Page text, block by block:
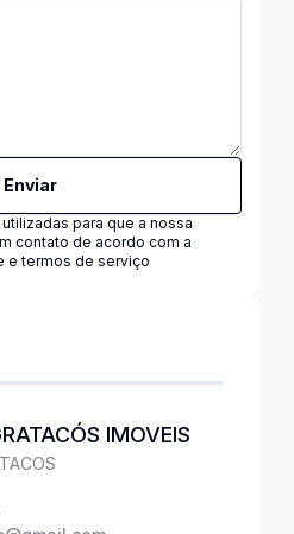
Enviar
para que a nossa
contato de acordo com a
e termos de serviço
IMOVEIS